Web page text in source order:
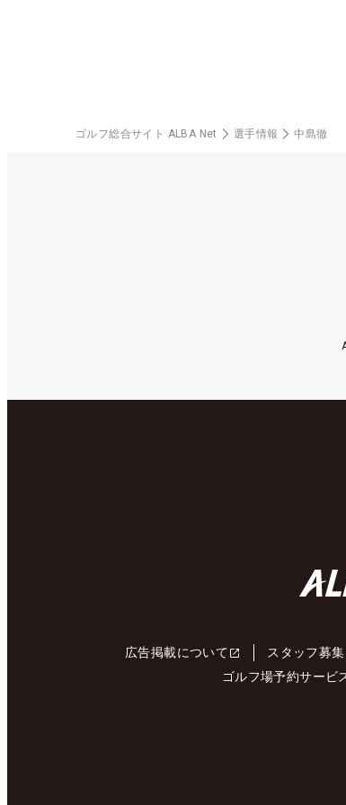
ゴルフ総合サイト ALBA Net 選手情報 中島徹
広告掲載について スタッフ募集
ゴルフ場予約サービ